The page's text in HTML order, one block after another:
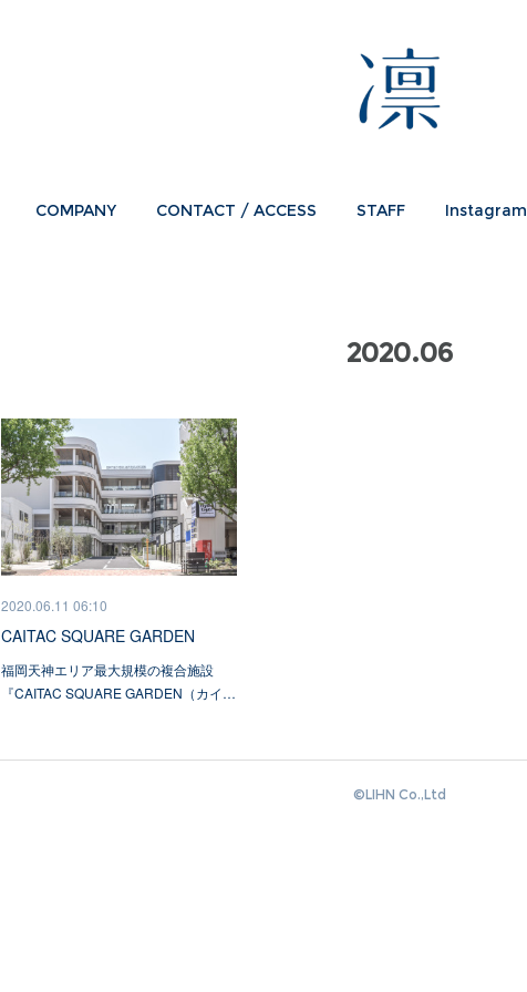
COMPANY CONTACT / ACCESS STAFF Instagram
2020.06
2020.06.11 06:10
CAITAC SQUARE GARDEN
福岡天神エリア最大規模の複合施設
『CAITAC SQUARE GARDEN（カイ…
©️LIHN Co.,Ltd